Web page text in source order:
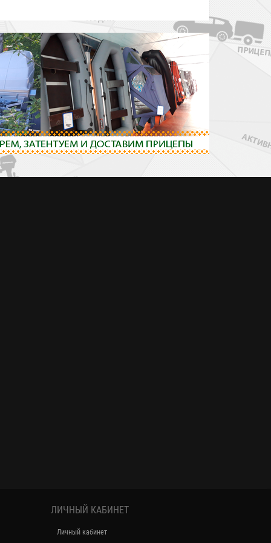
ЛИЧНЫЙ КАБИНЕТ
Личный кабинет